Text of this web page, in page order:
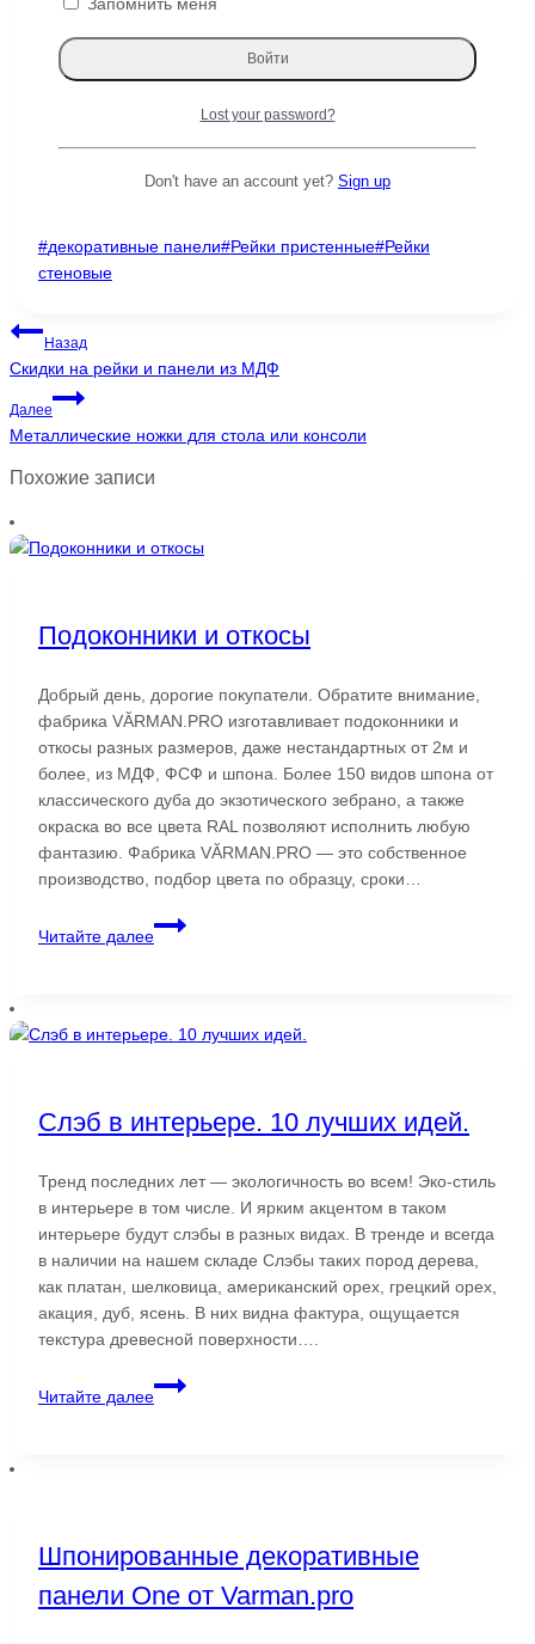
Монтаж и предварительные замеры
Доставка по всей России
Подробнее ознакомиться с нашими изделиями вы
Ответим на все вопросы!
Метки
записи:
#декоративные панели#Рейки пристенные#Рейки
стеновые
Навигация
по
записям
Назад
Скидки на рейки и панели из МДФ
Далее
Металлические ножки для стола или консоли
Похожие записи
Подоконники и откосы
Добрый день, дорогие покупатели. Обратите внимание,
фабрика VĂRMAN.PRO изготавливает подоконники и
откосы разных размеров, даже нестандартных от 2м и
более, из МДФ, ФСФ и шпона. Более 150 видов шпона от
классического дуба до экзотического зебрано, а также
окраска во все цвета RAL позволяют исполнить любую
фантазию. Фабрика VĂRMAN.PRO — это собственное
производство, подбор цвета по образцу, сроки…
Читайте далее
Подоконники
и
Слэб в интерьере. 10 лучших идей.
Тренд последних лет — экологичность во всем! Эко-стиль
в интерьере в том числе. И ярким акцентом в таком
интерьере будут слэбы в разных видах. В тренде и всегда
в наличии на нашем складе Слэбы таких пород дерева,
как платан, шелковица, американский орех, грецкий орех,
акация, дуб, ясень. В них видна фактура, ощущается
текстура древесной поверхности….
Читайте далее
Слэб
в
Шпонированные декоративные
панели One от Varman.pro
Lost your password?
Don't have an account yet? Sign up